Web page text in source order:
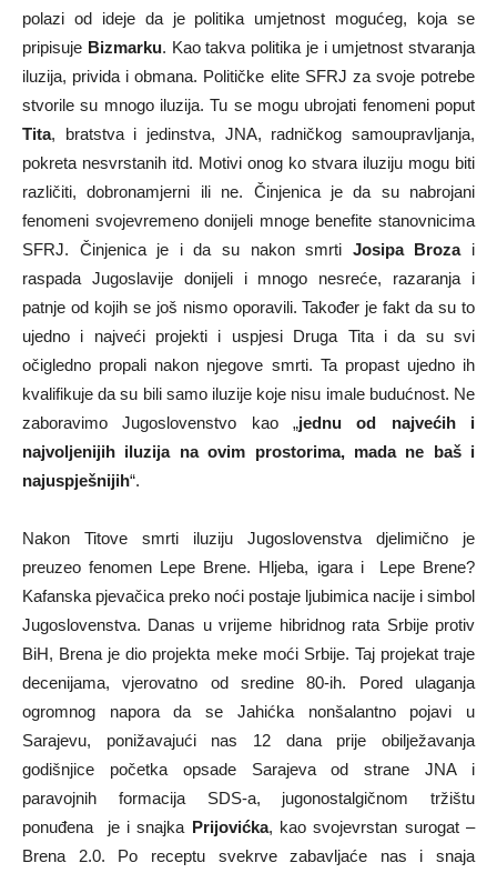
polazi od ideje da je politika umjetnost mogućeg, koja se
pripisuje Bizmarku. Kao takva politika je i umjetnost stvaranja
iluzija, privida i obmana. Političke elite SFRJ za svoje potrebe
stvorile su mnogo iluzija. Tu se mogu ubrojati fenomeni poput
Tita, bratstva i jedinstva, JNA, radničkog samoupravljanja,
pokreta nesvrstanih itd. Motivi onog ko stvara iluziju mogu biti
različiti, dobronamjerni ili ne. Činjenica je da su nabrojani
fenomeni svojevremeno donijeli mnoge benefite stanovnicima
SFRJ. Činjenica je i da su nakon smrti Josipa Brozai
raspada Jugoslavije donijeli i mnogo nesreće, razaranja i
patnje od kojih se još nismo oporavili. Također je fakt da su to
ujedno i najveći projekti i uspjesi Druga Tita i da su svi
očigledno propali nakon njegove smrti. Ta propast ujedno ih
kvalifikuje da su bili samo iluzije koje nisu imale budućnost. Ne
zaboravimo Jugoslovenstvo kao „jednu od najvećih i
najvoljenijih iluzija na ovim prostorima, mada ne baš i
najuspješnijih“.
Nakon Titove smrti iluziju Jugoslovenstva djelimično je
preuzeo fenomen Lepe Brene. Hljeba, igara i Lepe Brene?
Kafanska pjevačica preko noći postaje ljubimica nacije i simbol
Jugoslovenstva. Danas u vrijeme hibridnog rata Srbije protiv
BiH, Brena je dio projekta meke moći Srbije. Taj projekat traje
decenijama, vjerovatno od sredine 80-ih. Pored ulaganja
ogromnog napora da se Jahićka nonšalantno pojavi u
Sarajevu, ponižavajući nas 12 dana prije obilježavanja
godišnjice početka opsade Sarajeva od strane JNA i
paravojnih formacija SDS-a, jugonostalgičnom tržištu
ponuđena je i snajka Prijovićka, kao svojevrstan surogat –
Brena 2.0. Po receptu svekrve zabavljaće nas i snaja